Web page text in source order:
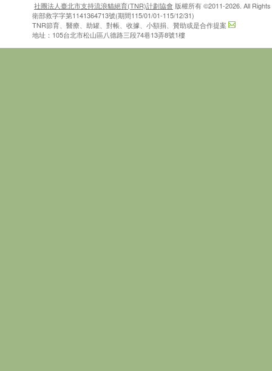
社團法人臺北市支持流浪貓絕育(TNR)計劃協會 版權所有 ©2011-2026. All
衛部救字字第1141364713號(期間115/01/01-115/12/31)
TNR節育、醫療、助罐、對帳、收據、小額捐、贊助或是合作提案
地址：105台北市松山區八德路三段74巷13弄8號1樓